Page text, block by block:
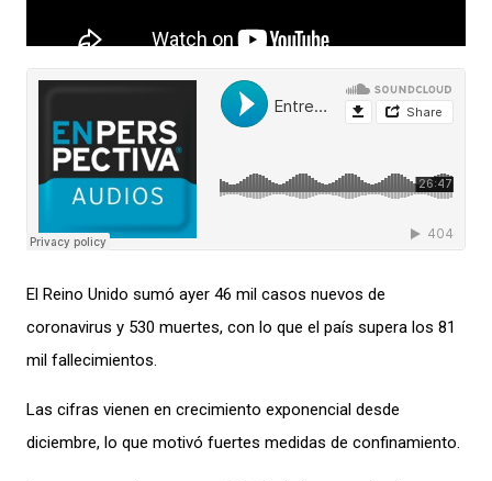
El Reino Unido sumó ayer 46 mil casos nuevos de
coronavirus y 530 muertes, con lo que el país supera los 81
mil fallecimientos.
Las cifras vienen en crecimiento exponencial desde
diciembre, lo que motivó fuertes medidas de confinamiento.